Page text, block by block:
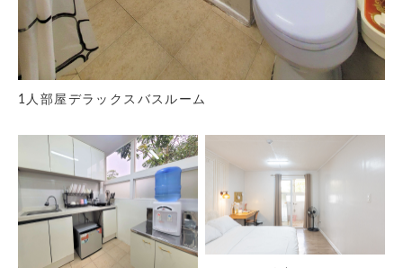
1人部屋デラックスバスルーム